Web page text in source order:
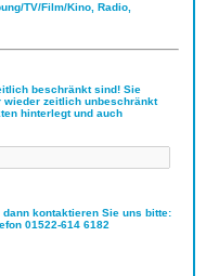
TV/Film/Kino, Radio,
beschränkt sind! Sie
wieder zeitlich unbeschränkt
hinterlegt und auch
kontaktieren Sie uns bitte:
01522-614 6182